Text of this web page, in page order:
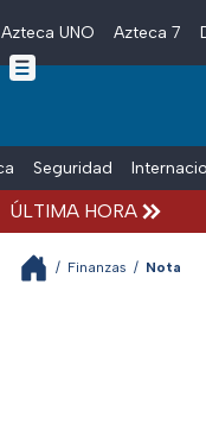
Skip to main content
Azteca UNO Azteca 7
Seguridad
ÚLTIMA HORA
/ Finanzas / Nota